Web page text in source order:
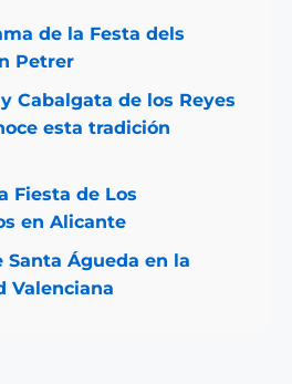
de la Festa dels
Petrer
Cabalgata de los Reyes
esta tradición
Fiesta de Los
en Alicante
Santa Águeda en la
Valenciana